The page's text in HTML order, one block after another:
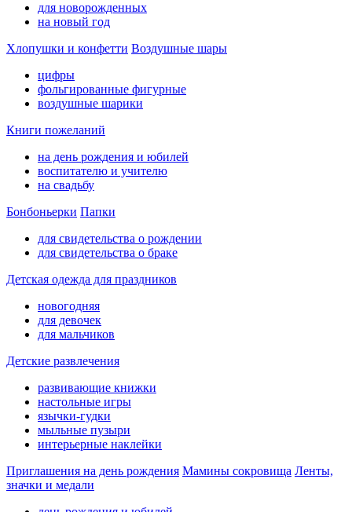
для новорожденных
на новый год
Хлопушки и конфетти Воздушные шары
цифры
фольгированные фигурные
воздушные шарики
Книги пожеланий
на день рождения и юбилей
воспитателю и учителю
на свадьбу
Бонбоньерки Папки
для свидетельства о рождении
для свидетельства о браке
Детская одежда для праздников
новогодняя
для девочек
для мальчиков
Детские развлечения
развивающие книжки
настольные игры
язычки-гудки
мыльные пузыри
интерьерные наклейки
Приглашения на день рождения Мамины сокровища Ленты,
значки и медали